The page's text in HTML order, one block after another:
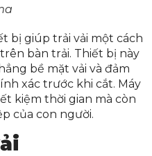
bị giúp trải vải một cách
bàn trải. Thiết bị này
bề mặt vải và đảm
xác trước khi cắt. Máy
kiệm thời gian mà còn
của con người.